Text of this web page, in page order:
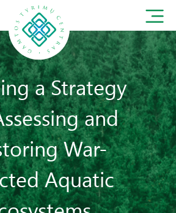
a Strategy
and
War-
Aquatic